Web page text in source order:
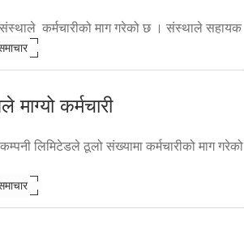
संस्थाले कर्मचारीको माग गरेको छ । संस्थाले सहायक
कर्मचारी
लिमिटेडले ठूलो संख्यामा कर्मचारीको माग गरेको